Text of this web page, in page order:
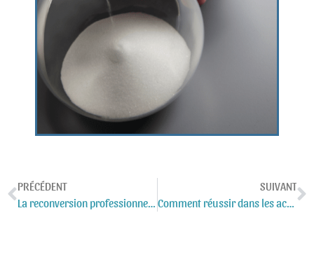
PRÉCÉDENT
La reconversion professionnelle en France, un salarié sur deux concerné
SUIVANT
Comment réussir dans les activités de services à la personne à domicile ?